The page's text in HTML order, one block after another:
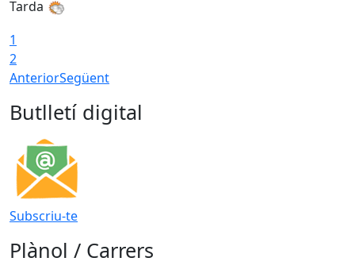
Tarda
1
2
AnteriorSegüent
Butlletí digital
Subscriu-te
Plànol / Carrers